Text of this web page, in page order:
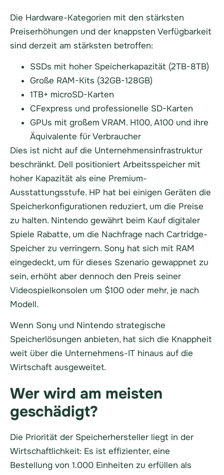
Die Hardware-Kategorien mit den stärksten
Preiserhöhungen und der knappsten Verfügbarkeit
sind derzeit am stärksten betroffen:
SSDs mit hoher Speicherkapazität (2TB-8TB)
Große RAM-Kits (32GB-128GB)
1TB+ microSD-Karten
CFexpress und professionelle SD-Karten
GPUs mit großem VRAM. H100, A100 und ihre
Äquivalente für Verbraucher
Dies ist nicht auf die Unternehmensinfrastruktur
beschränkt. Dell positioniert Arbeitsspeicher mit
hoher Kapazität als eine Premium-
Ausstattungsstufe. HP hat bei einigen Geräten die
Speicherkonfigurationen reduziert, um die Preise
zu halten. Nintendo gewährt beim Kauf digitaler
Spiele Rabatte, um die Nachfrage nach Cartridge-
Speicher zu verringern. Sony hat sich mit RAM
eingedeckt, um für dieses Szenario gewappnet zu
sein, erhöht aber dennoch den Preis seiner
Videospielkonsolen um $100 oder mehr, je nach
Modell.
Wenn Sony und Nintendo strategische
Speicherlösungen anbieten, hat sich die Knappheit
weit über die Unternehmens-IT hinaus auf die
Wirtschaft ausgeweitet.
Wer wird am meisten
geschädigt?
Die Priorität der Speicherhersteller liegt in der
Wirtschaftlichkeit: Es ist effizienter, eine
Bestellung von 1.000 Einheiten zu erfüllen als